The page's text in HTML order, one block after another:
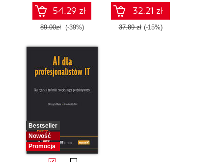
54.29 zł
89.00zł (-39%)
32.21 zł
37.89 zł (-15%)
Bestseller
Nowość
Promocja